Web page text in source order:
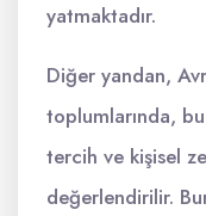
yatmaktadır.
Diğer yandan,
toplumlarında,
tercih ve kişisel
değerlendirilir.